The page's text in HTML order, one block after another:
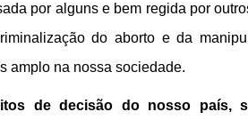
por alguns e bem regida por
do aborto e da
amplo na nossa sociedade.
de decisão do nosso país,